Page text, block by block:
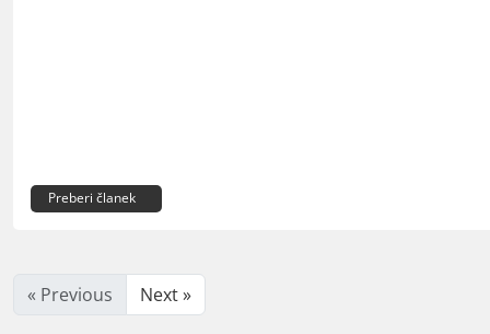
Preberi članek
« Previous Next »